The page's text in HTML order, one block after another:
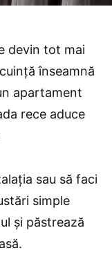
devin tot mai
înseamnă
apartament
rece aduce
sau să faci
simple
și păstrează